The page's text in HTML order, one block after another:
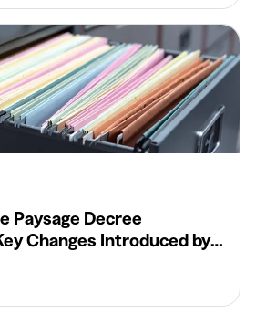
Paysage Decree
Changes Introduced by